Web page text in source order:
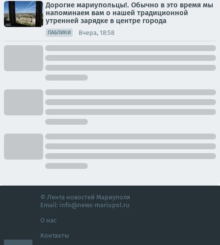
Дорогие мариупольцы!. Обычно в это время мы
напоминаем вам о нашей традиционной
утренней зарядке в центре города
ПАБЛИКИ Вчера, 18:58
© Лента новостей Мариуполя
Email: info@news-mariupol.ru
О нас
Контакты